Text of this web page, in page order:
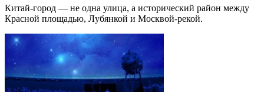
Китай-город — не одна улица, а исторический район между
Красной площадью, Лубянкой и Москвой-рекой.